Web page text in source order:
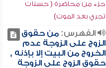
جزء من محاضرة ( حسنات
تجري بعد الموت)
الفهرس:من حقوق
الزوج على الزوجة عدم
الخروج من البيت إلا بإذنه ,
حقوق الزوج على الزوجة